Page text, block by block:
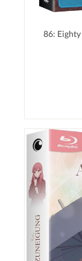
86: Eighty